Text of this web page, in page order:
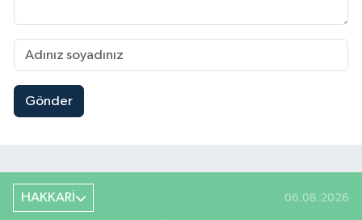
Gönder
HAKKARİ 06.08.2026